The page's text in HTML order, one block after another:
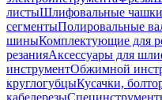
листыШлифовальные чашки
сегментыПолировальные
шиныКомплектующие для
резанияАксессуары для
инструментОбжимной
круглогубцыКусачки,
кабелерезы